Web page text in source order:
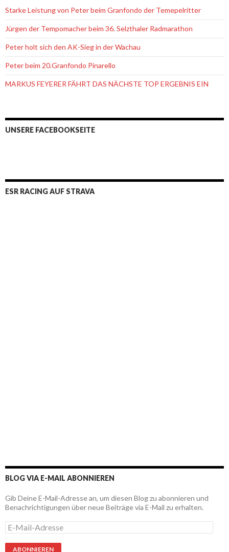
Starke Leistung von Peter beim Granfondo der Temepelritter
Jürgen der Tempomacher beim 36. Selzthaler Radmarathon
Peter holt sich den AK-Sieg in der Wachau
Peter beim 20.Granfondo Pinarello
MARKUS FEYERER FÄHRT DAS NÄCHSTE TOP ERGEBNIS EIN
UNSERE FACEBOOKSEITE
ESR RACING AUF STRAVA
BLOG VIA E-MAIL ABONNIEREN
Gib Deine E-Mail-Adresse an, um diesen Blog zu abonnieren und
Benachrichtigungen über neue Beiträge via E-Mail zu erhalten.
E
-
M